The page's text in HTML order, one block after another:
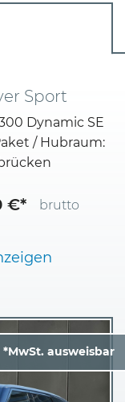
Sport
Dynamic SE
/ Hubraum:
€* brutto
*MwSt. ausweisbar